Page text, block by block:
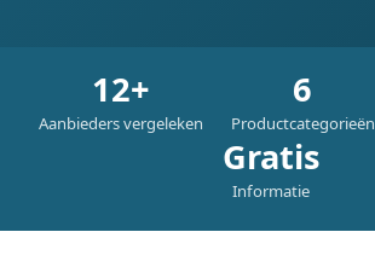
12+
Aanbieders vergeleken
6
Productcategorieën
Gratis
Informatie